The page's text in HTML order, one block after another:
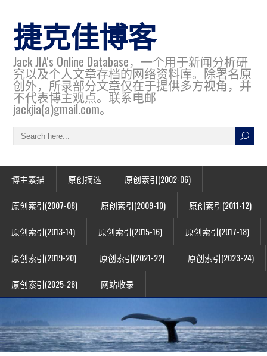
捷克佳博客
Jack JIA's Online Database，一个用于新闻分析研
究以及个人文章存档的网络资料库。除署名原
创外，所录部分文章仅在于提供多方视角，并
不代表博主观点。联系电邮
jackjia(a)gmail.com。
博主素描 原创摘选 原创索引(2002-06)
原创索引(2007-08) 原创索引(2009-10) 原创索引(2011-12)
原创索引(2013-14) 原创索引(2015-16) 原创索引(2017-18)
原创索引(2019-20) 原创索引(2021-22) 原创索引(2023-24)
原创索引(2025-26) 网站收录